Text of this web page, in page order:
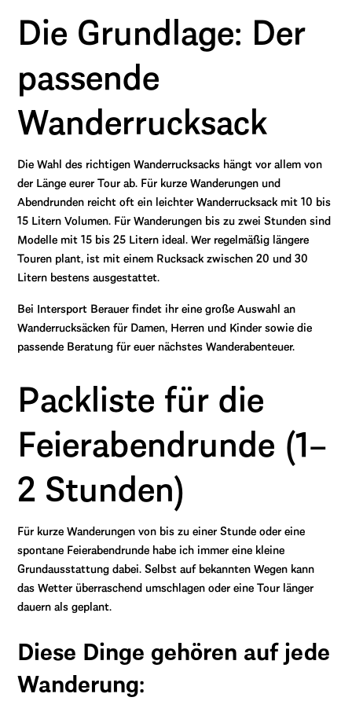
Die Grundlage: Der
passende
Wanderrucksack
Die Wahl des richtigen Wanderrucksacks hängt vor allem von
der Länge eurer Tour ab. Für kurze Wanderungen und
Abendrunden reicht oft ein leichter Wanderrucksack mit 10 bis
15 Litern Volumen. Für Wanderungen bis zu zwei Stunden sind
Modelle mit 15 bis 25 Litern ideal. Wer regelmäßig längere
Touren plant, ist mit einem Rucksack zwischen 20 und 30
Litern bestens ausgestattet.
Bei Intersport Berauer findet ihr eine große Auswahl an
Wanderrucksäcken für Damen, Herren und Kinder sowie die
passende Beratung für euer nächstes Wanderabenteuer.
Packliste für die
Feierabendrunde (1–
2 Stunden)
Für kurze Wanderungen von bis zu einer Stunde oder eine
spontane Feierabendrunde habe ich immer eine kleine
Grundausstattung dabei. Selbst auf bekannten Wegen kann
das Wetter überraschend umschlagen oder eine Tour länger
dauern als geplant.
Diese Dinge gehören auf jede
Wanderung: